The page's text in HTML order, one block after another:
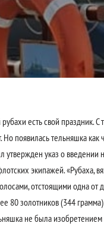
есть свой праздник.
Но появилась тельняшка
утвержден указ о
экипажей. «Рубаха,
отстоящими одна
80 золотников (344
не была изобретением